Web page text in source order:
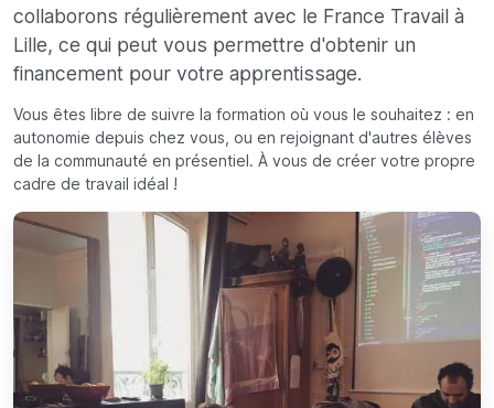
collaborons régulièrement avec le France Travail à
Lille, ce qui peut vous permettre d'obtenir un
financement pour votre apprentissage.
Vous êtes libre de suivre la formation où vous le souhaitez : en
autonomie depuis chez vous, ou en rejoignant d'autres élèves
de la communauté en présentiel. À vous de créer votre propre
cadre de travail idéal !